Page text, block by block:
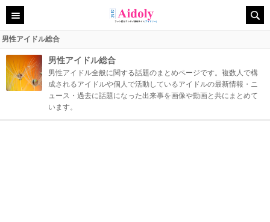
男性アイドル総合
男性アイドル総合
男性アイドル全般に関する話題のまとめページです。複数人で構
成されるアイドルや個人で活動しているアイドルの最新情報・ニ
ュース・過去に話題になった出来事を画像や動画と共にまとめて
います。